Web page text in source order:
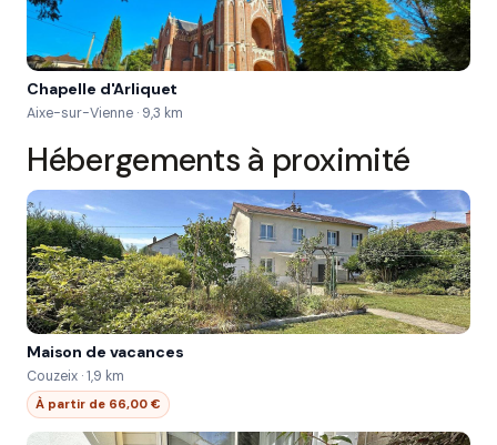
Chapelle d'Arliquet
Aixe-sur-Vienne · 9,3 km
Hébergements à proximité
Maison de vacances
Couzeix · 1,9 km
À partir de 66,00 €